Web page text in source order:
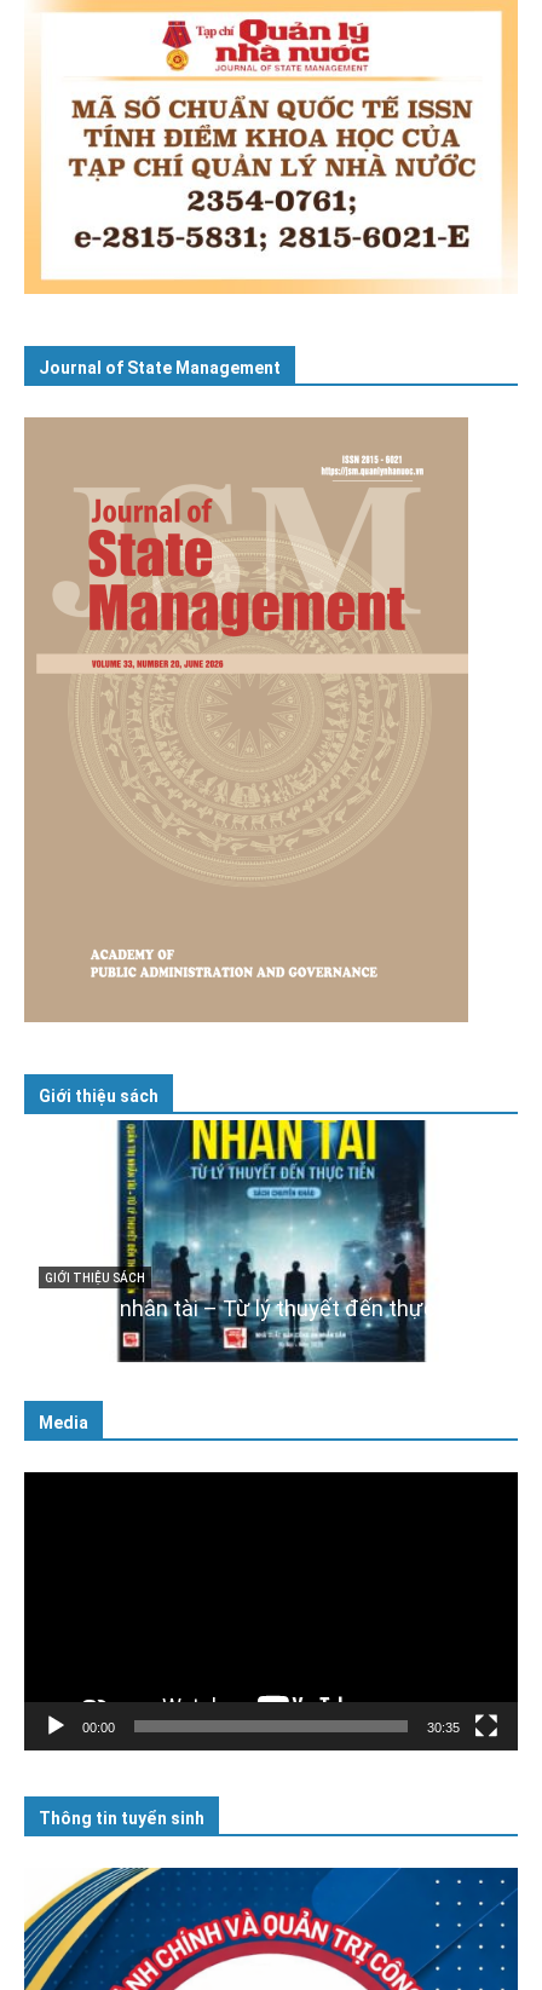
Journal of State Management
Giới thiệu sách
GIỚI THIỆU SÁCH
Cuốn sách “Tuyệt đối trung thành với Tổ quốc,
với Đảng, Nhà nước và Nhân dân – Sáng ngời
tư cách người Công an cách mạng”
Media
00:00 30:35
Thông tin tuyển sinh